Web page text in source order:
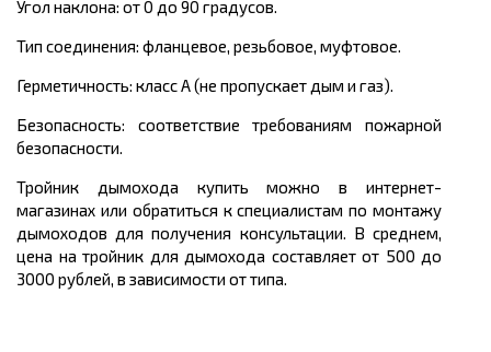
Угол наклона: от 0 до 90 градусов.
Тип соединения: фланцевое, резьбовое, муфтовое.
Герметичность: класс А (не пропускает дым и газ).
Безопасность: соответствие требованиям пожарной
безопасности.
Тройник дымохода купить можно в интернет-
магазинах или обратиться к специалистам по монтажу
дымоходов для получения консультации. В среднем,
цена на тройник для дымохода составляет от 500 до
3000 рублей, в зависимости от типа.